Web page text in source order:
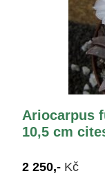
Ariocarpus
10,5 cm
2 250,- Kč